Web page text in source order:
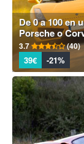
De 0 a 100 en
Porsche o
3.7 (40)
39€ -21%